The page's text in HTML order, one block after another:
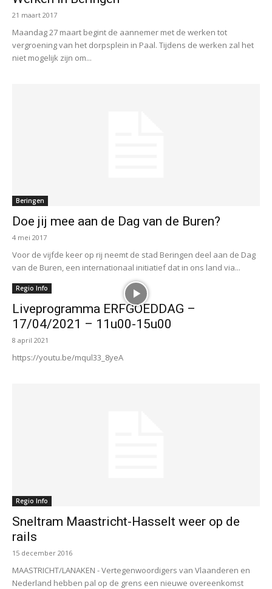
21 maart 2017
Maandag 27 maart begint de aannemer met de werken tot
vergroening van het dorpsplein in Paal. Tijdens de werken zal het
niet mogelijk zijn om...
Beringen
Doe jij mee aan de Dag van de Buren?
4 mei 2017
Voor de vijfde keer op rij neemt de stad Beringen deel aan de Dag
van de Buren, een internationaal initiatief dat in ons land via...
Regio Info
Liveprogramma ERFGOEDDAG –
17/04/2021 – 11u00-15u00
8 april 2021
https://youtu.be/mqul33_8yeA
Regio Info
Sneltram Maastricht-Hasselt weer op de
rails
15 december 2016
MAASTRICHT/LANAKEN - Vertegenwoordigers van Vlaanderen en
Nederland hebben pal op de grens een nieuwe overeenkomst